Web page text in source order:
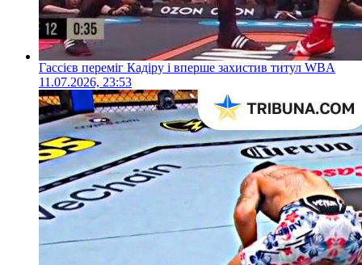
Гассієв переміг Кадіру і вперше захистив титул WBA
11.07.2026, 23:53